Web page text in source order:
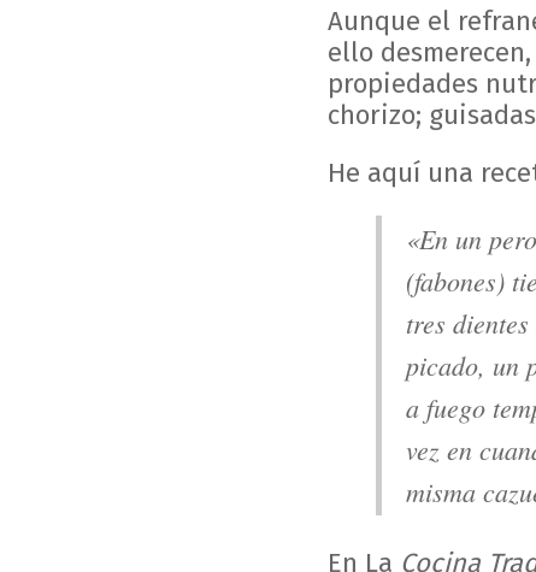
Aunque el
ello
propiedades
chorizo;
He aquí una
«En un
(fabones)
tres
picado, un
a fuego
vez en
misma
En La Cocina